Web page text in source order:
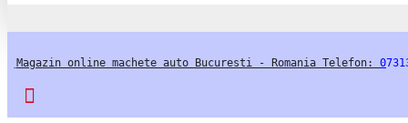
Magazin online machete auto Bucuresti - Romania Telefon: 0